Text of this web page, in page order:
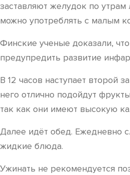
заставляют желудок по утрам
можно употреблять с малым
Финские ученые доказали,
предупредить развитие
В 12 часов наступает второй
него отлично подойдут
так как они имеют высокую
Далее идёт обед. Ежедневно
жидкие блюда.
Ужинать не рекомендуется